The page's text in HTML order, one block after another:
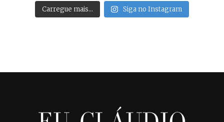
Carregue mais… Siga no Instagram